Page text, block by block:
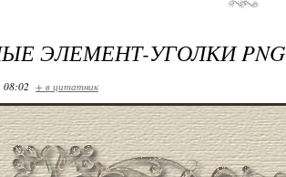
ЭЛЕМЕНТ-УГОЛКИ PNG
08:02 + в цитатник